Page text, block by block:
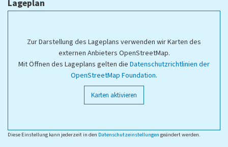
Lageplan
Zur Darstellung des Lageplans verwenden wir Karten des
externen Anbieters OpenStreetMap.
Mit Öffnen des Lageplans gelten die Datenschutzrichtlinien der
OpenStreetMap Foundation.
Karten aktivieren
Diese Einstellung kann jederzeit in den Datenschutzeinstellungen geändert werden.